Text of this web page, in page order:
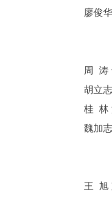
廖俊华
周
涛
胡立志
桂 林
魏加志
王
旭